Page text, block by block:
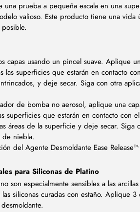
una prueba a pequeña escala en una
valioso. Este producto tiene una vida
capas usando un pincel suave. Aplique
las superficies que estarán en contacto
y deje secar. Siga con otra
de bomba no aerosol, aplique una
superficies que estarán en contacto con
áreas de la superficie y deje secar. Siga
de niebla.
del Agente Desmoldante Ease
para Siliconas de Platino
son especialmente sensibles a las
siliconas curadas con estaño. Aplique 3